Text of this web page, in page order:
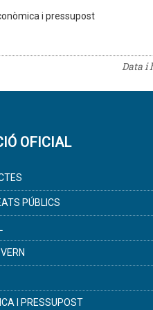
i pressupost
Data i
OFICIAL
PÚBLICS
I PRESSUPOST